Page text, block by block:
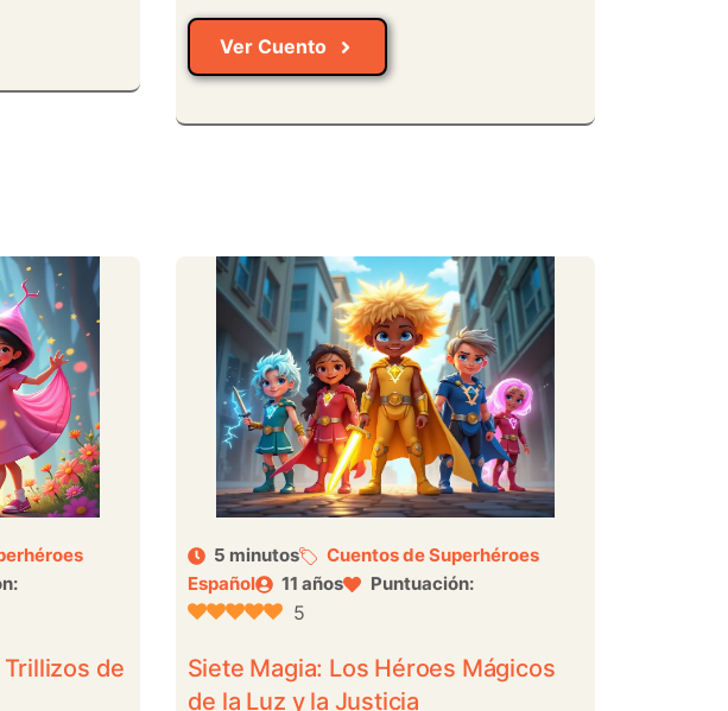
Ver Cuento
de
5 minutos
Cuentos de Superhéroes
Español
11 años Puntuación:
5
Siete Magia: Los Héroes Mágicos
de la Luz y la Justicia